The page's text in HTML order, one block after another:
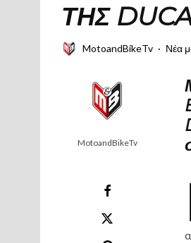
ΤΗΣ
MotoandBikeTv · Νέα
MotoandBikeTv